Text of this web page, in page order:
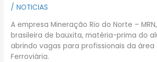
/NOTICIAS
A empresa Mineração Rio do Norte –
brasileira de bauxita, matéria-prima do
abrindo vagas para profissionais da área
Ferroviária.